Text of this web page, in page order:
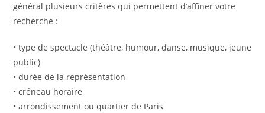
général plusieurs critères qui permettent d’affiner votre
recherche :
• type de spectacle (théâtre, humour, danse, musique, jeune
public)
• durée de la représentation
• créneau horaire
• arrondissement ou quartier de Paris